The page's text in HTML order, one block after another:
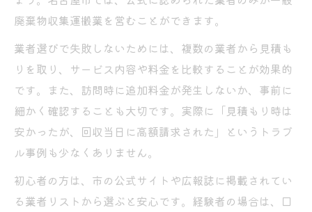
廃棄物収集運搬業を営むことができます。
業者選びで失敗しないためには、複数の業者から見積も
りを取り、サービス内容や料金を比較することが効果的
です。また、訪問時に追加料金が発生しないか、事前に
細かく確認することも大切です。実際に「見積もり時は
安かったが、回収当日に高額請求された」というトラブ
ル事例も少なくありません。
初心者の方は、市の公式サイトや広報誌に掲載されてい
る業者リストから選ぶと安心です。経験者の場合は、口